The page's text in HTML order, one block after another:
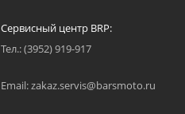
Сервисный центр BRP:
Тел.: (3952) 919-917
Email: zakaz.servis@barsmoto.ru